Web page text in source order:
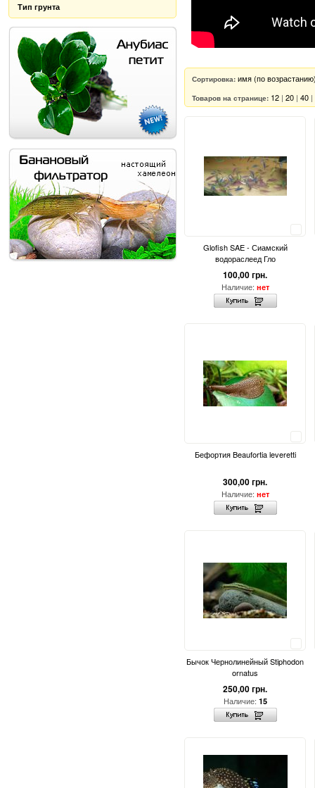
Сортировка: имя (по
Товаров на странице: 12 | 20 | 40 |
Glofish SAE - Сиамский
водораслеед Гло
100,00 грн.
Наличие: нет
Бефортия Beaufortia leveretti
300,00 грн.
Наличие: нет
Бычок Чернолинейный Stiphodon
ornatus
250,00 грн.
Наличие: 15
Тип грунта